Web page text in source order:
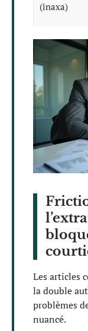
(inaxa)
Les articles
la double
problèmes
nuancé.